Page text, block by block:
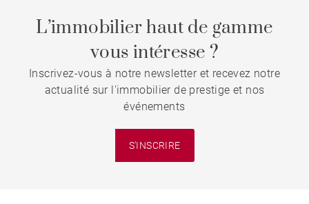
L’immobilier haut de gamme
vous intéresse ?
Inscrivez-vous à notre newsletter et recevez notre
actualité sur l'immobilier de prestige et nos
événements
S'INSCRIRE